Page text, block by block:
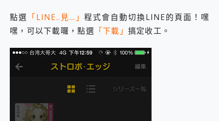
點選 「LINE..見…」程式會自動切換LINE的頁面！嘿
嘿，可以下載囉，點選 「下載」 搞定收工。